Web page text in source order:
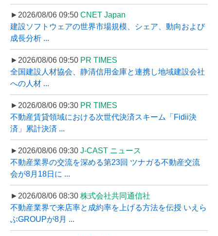
►2026/08/06 09:50 CNET Japan
建設ソフトウェアの世界市場規模、シェア、動向および
成長分析 ...
►2026/08/06 09:50 PR TIMES
全国建設人材協会、静清信用金庫と連携し地域建設会社
への人材 ...
►2026/08/06 09:30 PR TIMES
不動産賃貸領域における次世代決済スキーム「Fidii決
済」累計決済 ...
►2026/08/06 09:30 J-CAST ニュース
不動産業界の交流を深める第23回 ツナガる不動産交流
会が8月18日に ...
►2026/08/06 08:30 株式会社共同通信社
不動産業界で来店率と成約率を上げる方法を伝授 いえら
ぶGROUPが8月 ...